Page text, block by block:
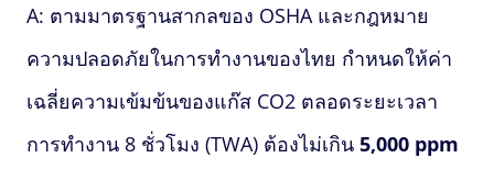
A: ตามมาตรฐานสากลของ OSHA และกฎหมาย
ความปลอดภัยในการทำงานของไทย กำหนดให้ค่า
เฉลี่ยความเข้มข้นของแก๊ส CO2 ตลอดระยะเวลา
การทำงาน 8 ชั่วโมง (TWA) ต้องไม่เกิน 5,000 ppm